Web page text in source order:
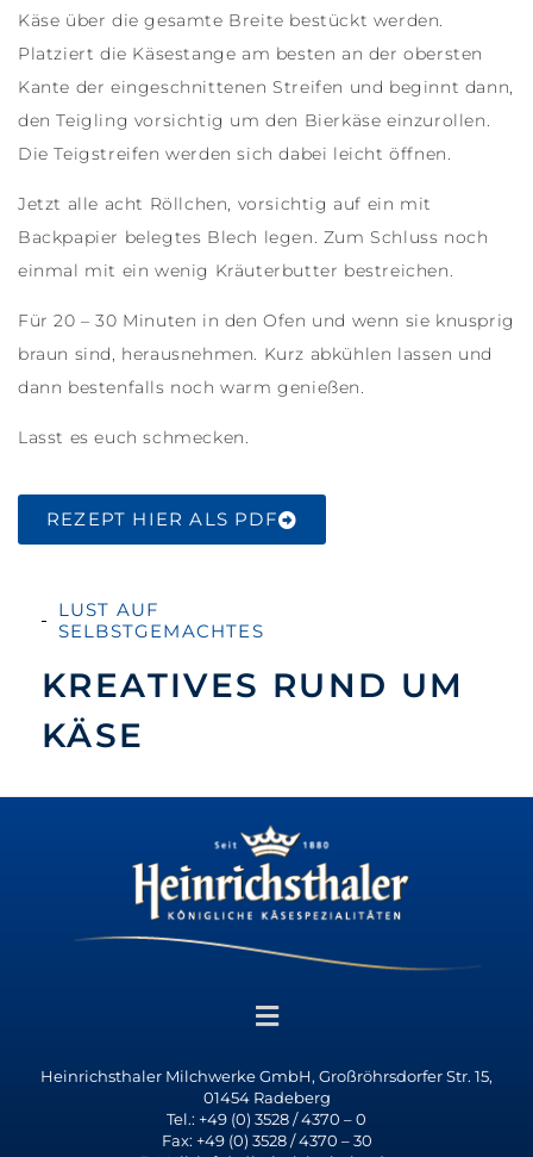
Käse über die gesamte Breite bestückt werden.
Platziert die Käsestange am besten an der obersten
Kante der eingeschnittenen Streifen und beginnt dann,
den Teigling vorsichtig um den Bierkäse einzurollen.
Die Teigstreifen werden sich dabei leicht öffnen.
Jetzt alle acht Röllchen, vorsichtig auf ein mit
Backpapier belegtes Blech legen. Zum Schluss noch
einmal mit ein wenig Kräuterbutter bestreichen.
Für 20 – 30 Minuten in den Ofen und wenn sie knusprig
braun sind, herausnehmen. Kurz abkühlen lassen und
dann bestenfalls noch warm genießen.
Lasst es euch schmecken.
REZEPT HIER ALS PDF
LUST AUF
SELBSTGEMACHTES
KREATIVES RUND UM
KÄSE
Heinrichsthaler Milchwerke GmbH, Großröhrsdorfer Str. 15,
01454 Radeberg
Tel.: +49 (0) 3528 / 4370 – 0
Fax: +49 (0) 3528 / 4370 – 30